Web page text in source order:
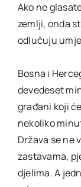
Ako ne
zemlji, onda
odlučuju
Bosna i
devedeset
građani koji
nekoliko
Država se ne
zastavama,
djelima. A